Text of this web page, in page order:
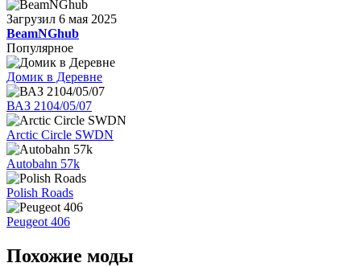
Загрузил 6 мая 2025
BeamNGhub
Популярное
Домик в Деревне
ВАЗ 2104/05/07
Arctic Circle SWDN
Autobahn 57k
Polish Roads
Peugeot 406
Похожие моды